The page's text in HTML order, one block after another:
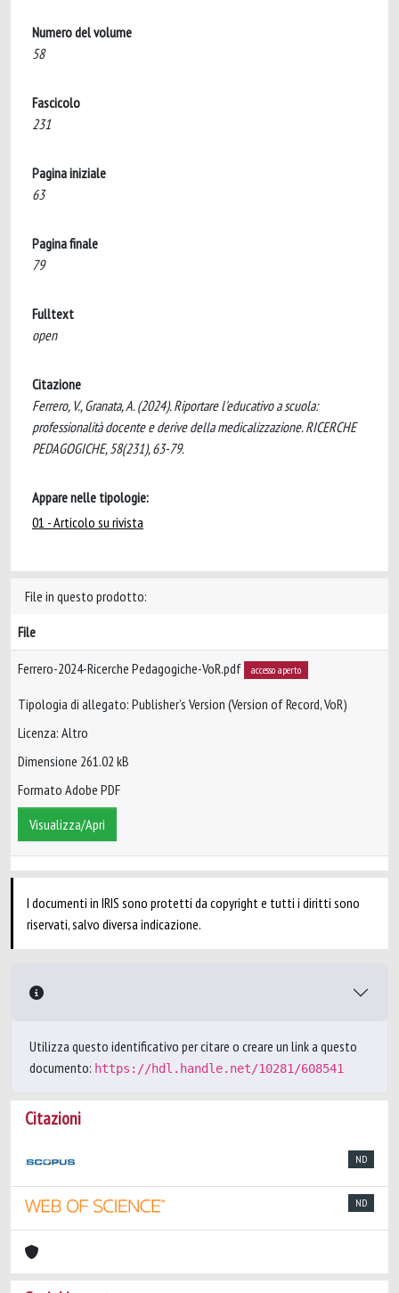
Numero del volume
58
Fascicolo
231
Pagina iniziale
63
Pagina finale
79
Fulltext
open
Citazione
Ferrero, V., Granata, A. (2024). Riportare l'educativo a scuola:
professionalità docente e derive della medicalizzazione. RICERCHE
PEDAGOGICHE, 58(231), 63-79.
Appare nelle tipologie:
01 - Articolo su rivista
File in questo prodotto:
File
Ferrero-2024-Ricerche Pedagogiche-VoR.pdf accesso aperto
Tipologia di allegato: Publisher’s Version (Version of Record, VoR)
Licenza: Altro
Dimensione 261.02 kB
Formato Adobe PDF
Visualizza/Apri
I documenti in IRIS sono protetti da copyright e tutti i diritti sono
riservati, salvo diversa indicazione.
Utilizza questo identificativo per citare o creare un link a questo
documento: https://hdl.handle.net/10281/608541
Citazioni
ND
ND